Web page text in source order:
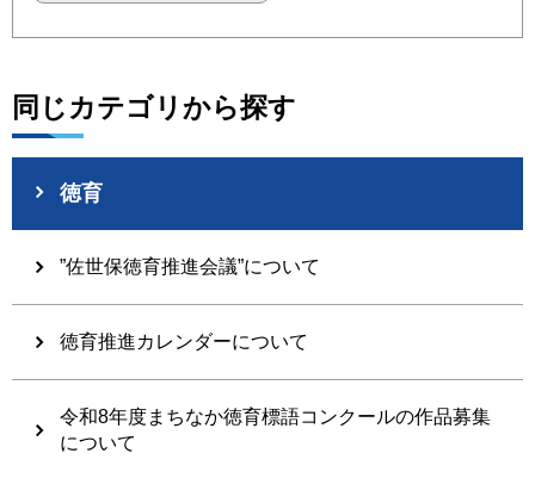
同じカテゴリから探す
徳育
”佐世保徳育推進会議”について
徳育推進カレンダーについて
令和8年度まちなか徳育標語コンクールの作品募集
について